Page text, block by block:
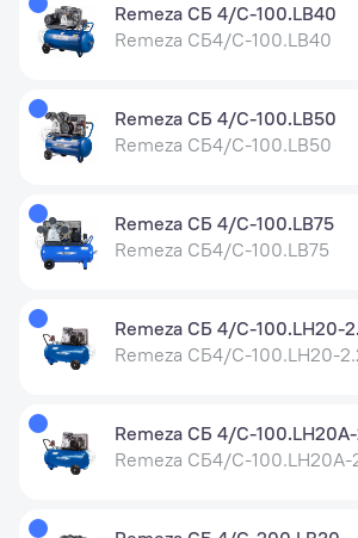
Remeza СБ 4/С-100.LB40
Remeza СБ4/С-100.LB40
Remeza СБ 4/С-100.LB50
Remeza СБ4/С-100.LB50
Remeza СБ 4/С-100.LB75
Remeza СБ4/С-100.LB75
Remeza СБ 4/С-100.LH20-
Remeza СБ4/С-100.LH20-
Remeza СБ 4/С-
Remeza СБ4/С-100.LH20A-